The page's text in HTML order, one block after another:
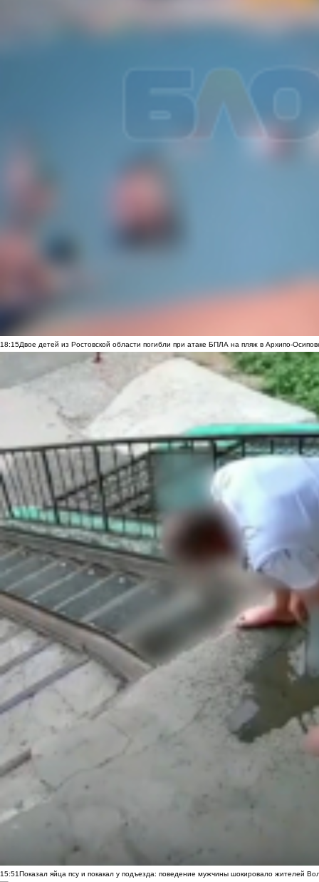
18:15Двое детей из Ростовской области погибли при атаке БПЛА на пляж в Архипо-
15:51Показал яйца псу и покакал у подъезда: поведение мужчины шокировало жителей